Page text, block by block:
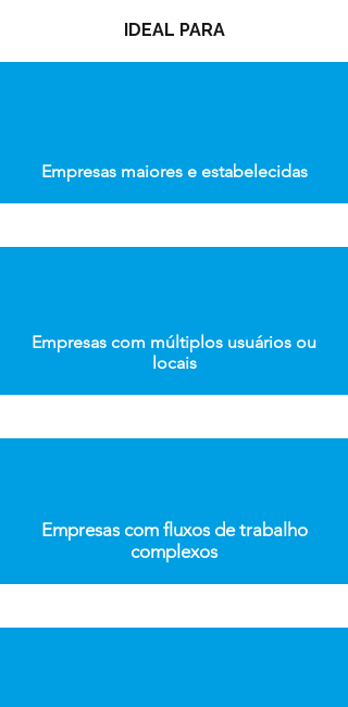
IDEAL PARA
Empresas maiores e estabelecidas
Empresas com múltiplos usuários ou
locais
Empresas com fluxos de trabalho
complexos